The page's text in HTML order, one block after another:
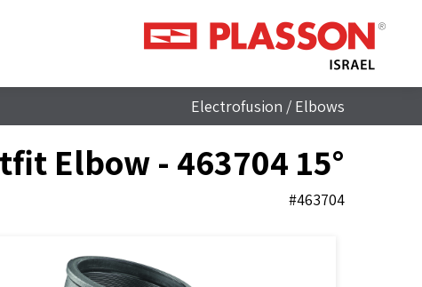
Electrofusion / Elbows
15° Lightfit Elbow - 463704
#463704